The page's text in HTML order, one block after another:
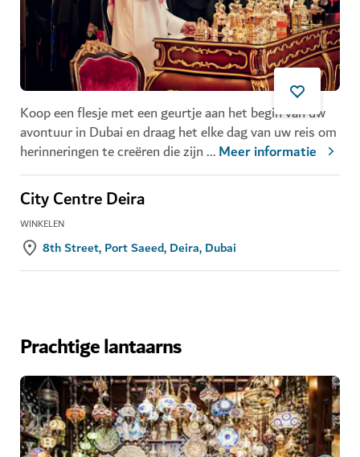
Koop een flesje met een geurtje aan het begin van uw
avontuur in Dubai en draag het elke dag van uw reis om
herinneringen te creëren die zijn...Meer informatie
City Centre Deira
WINKELEN
8th Street, Port Saeed, Deira, Dubai
Prachtige lantaarns